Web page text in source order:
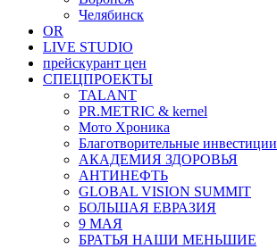
Челябинск
OR
LIVE STUDIO
прейскурант цен
СПЕЦПРОЕКТЫ
TALANT
PR.METRIC & kernel
Мото Хроника
Благотворительные инвестиции
АКАДЕМИЯ ЗДОРОВЬЯ
АНТИНЕФТЬ
GLOBAL VISION SUMMIT
БОЛЬШАЯ ЕВРАЗИЯ
9 МАЯ
БРАТЬЯ НАШИ МЕНЬШИЕ